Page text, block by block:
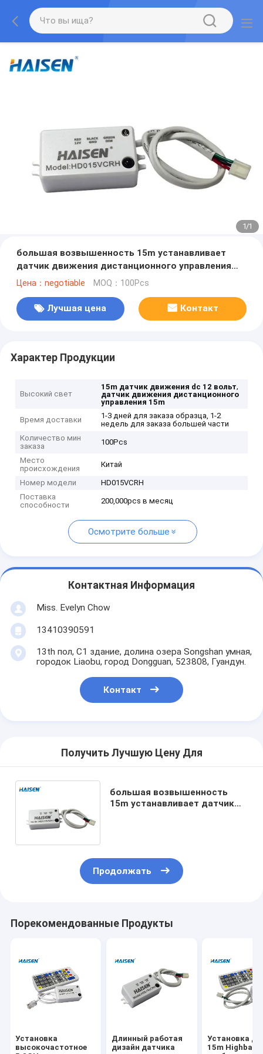
1/1
большая возвышенность 15m устанавливает
датчик движения дистанционного управления
входного сигнала 12VDC
Цена：negotiable MOQ：100Pcs
Лучшая цена Контакт
Характер Продукции
Высокий свет
15m датчик движения dc 12 вольт,
датчик движения дистанционного
управления 15m
Время доставки
1-3 дней для заказа образца, 1-2
недель для заказа большей части
Количество мин
заказа
100Pcs
Место
происхождения
Китай
Номер модели
HD015VCRH
Поставка
способности
200,000pcs в месяц
Осмотрите больше
Контактная Информация
Miss. Evelyn Chow
13410390591
13th пол, C1 здание, долина озера Songshan умная,
городок Liaobu, город Dongguan, 523808, Гуандун.
Контакт
Получить Лучшую Цену Для
большая возвышенность
15m устанавливает датчик
Продолжать
Порекомендованные Продукты
Установка
высокочастотное
Длинный работая
дизайн датчика
Установка
15m Highbay